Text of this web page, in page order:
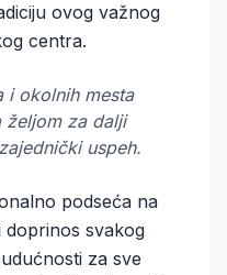
ovog važnog
centra.
i okolnih mesta
željom za dalji
uspeh.
podseća na
doprinos svakog
za sve